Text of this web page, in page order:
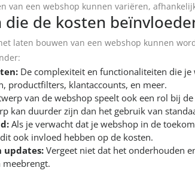
van een webshop kunnen variëren,
die de kosten
laten bouwen van een webshop kunnen
De complexiteit en functionaliteiten die
productfilters, klantaccounts, en meer.
van de webshop speelt ook een rol bij
kan duurder zijn dan het gebruik van
Als je verwacht dat je webshop in de
ook invloed hebben op de kosten.
updates: Vergeet niet dat het onderhouden
meebrengt.